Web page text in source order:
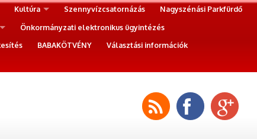
Kultúra Szennyvízcsatornázás
Nagyszénási Parkfürdő
Önkormányzati elektronikus ügyintézés
BABAKÖTVÉNY
Választási információk